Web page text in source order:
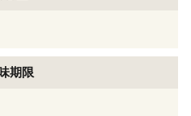
期限